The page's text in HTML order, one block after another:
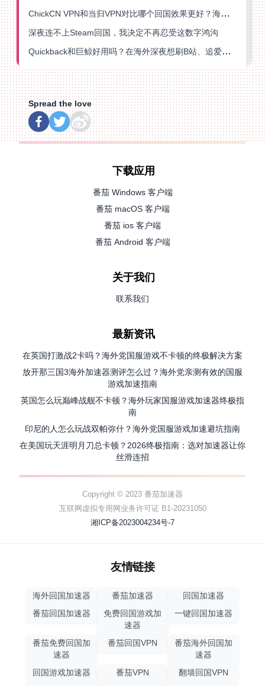
ChickCN VPN和当归VPN对比哪个回国效果更好？海外党亲测后选了它
深夜连不上Steam回国，我决定不再忍受这数字鸿沟
Quickback和巨鲸好用吗？在海外深夜想刷B站、追爱奇艺的你，或许正需要这份答案
Spread the love
下载应用
番茄 Windows 客户端
番茄 macOS 客户端
番茄 ios 客户端
番茄 Android 客户端
关于我们
联系我们
最新资讯
在英国打激战2卡吗？海外党国服游戏不卡顿的终极解决方案
放开那三国3海外加速器测评怎么过？海外党亲测有效的国服
游戏加速指南
英国怎么玩巅峰战舰不卡顿？海外玩家国服游戏加速器终极指
南
印尼的人怎么玩战双帕弥什？海外党国服游戏加速避坑指南
在美国玩天涯明月刀总卡顿？2026终极指南：选对加速器让你
丝滑连招
Copyright © 2023 番茄加速器
互联网虚拟专用网业务许可证 B1-20231050
湘ICP备2023004234号-7
友情链接
海外回国加速器 番茄加速器
回国加速器
番茄回国加速器
免费回国游戏加
速器
一键回国加速器
番茄免费回国加
速器
番茄回国VPN
番茄海外回国加
速器
回国游戏加速器
番茄VPN
翻墙回国VPN